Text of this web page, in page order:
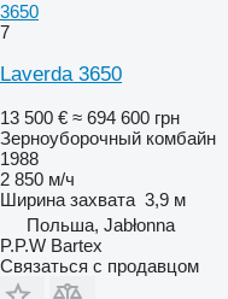
3650
7
Laverda 3650
13 500 € ≈ 694 600 грн
Зерноуборочный комбайн
1988
2 850 м/ч
Ширина захвата 3,9 м
Польша, Jabłonna
P.P.W Bartex
Связаться с продавцом